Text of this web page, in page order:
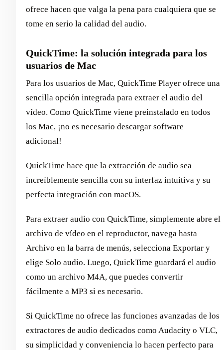
ofrece hacen que valga la pena para cualquiera que se
tome en serio la calidad del audio.
QuickTime: la solución integrada para los
usuarios de Mac
Para los usuarios de Mac, QuickTime Player ofrece una
sencilla opción integrada para extraer el audio del
vídeo. Como QuickTime viene preinstalado en todos
los Mac, ¡no es necesario descargar software
adicional!
QuickTime hace que la extracción de audio sea
increíblemente sencilla con su interfaz intuitiva y su
perfecta integración con macOS.
Para extraer audio con QuickTime, simplemente abre el
archivo de vídeo en el reproductor, navega hasta
Archivo en la barra de menús, selecciona Exportar y
elige Solo audio. Luego, QuickTime guardará el audio
como un archivo M4A, que puedes convertir
fácilmente a MP3 si es necesario.
Si QuickTime no ofrece las funciones avanzadas de los
extractores de audio dedicados como Audacity o VLC,
su simplicidad y conveniencia lo hacen perfecto para